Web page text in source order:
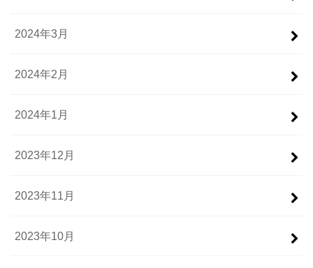
2024年3月
2024年2月
2024年1月
2023年12月
2023年11月
2023年10月